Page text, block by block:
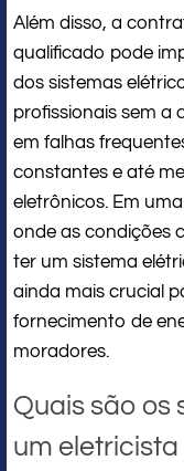
Além disso, a
qualificado pode
dos sistemas
profissionais sem a
em falhas
constantes e até
eletrônicos. Em
onde as condições
ter um sistema
ainda mais crucial
fornecimento de
moradores.
Quais são os
um